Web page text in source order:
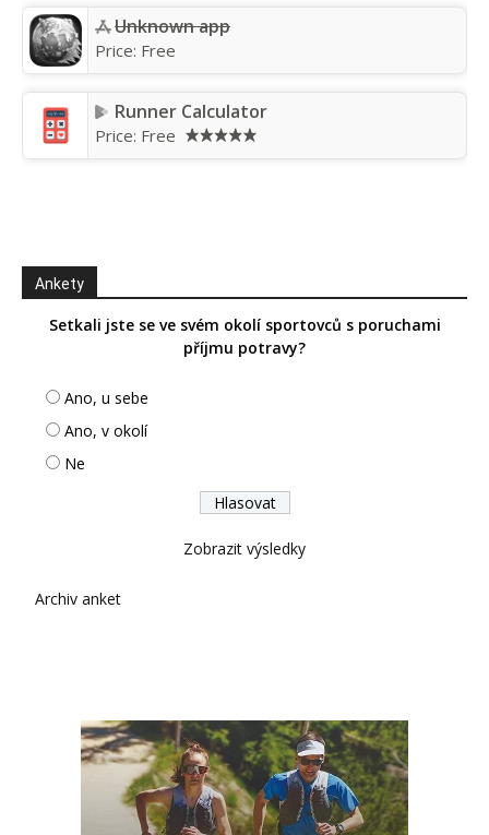
Unknown app
Price: Free
Runner Calculator
Price: Free
Ankety
Setkali jste se ve svém okolí sportovců s poruchami
příjmu potravy?
Ano, u sebe
Ano, v okolí
Ne
Zobrazit výsledky
Archiv anket